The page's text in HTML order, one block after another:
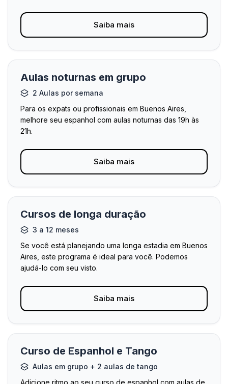
Saiba mais
Aulas noturnas em grupo
2 Aulas por semana
Para os expats ou profissionais em Buenos Aires,
melhore seu espanhol com aulas noturnas das 19h às
21h.
Saiba mais
Cursos de longa duração
3 a 12 meses
Se você está planejando uma longa estadia em Buenos
Aires, este programa é ideal para você. Podemos
ajudá-lo com seu visto.
Saiba mais
Curso de Espanhol e Tango
Aulas em grupo + 2 aulas de tango
Adicione ritmo ao seu curso de espanhol com aulas de